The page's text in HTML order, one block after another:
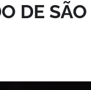
DE